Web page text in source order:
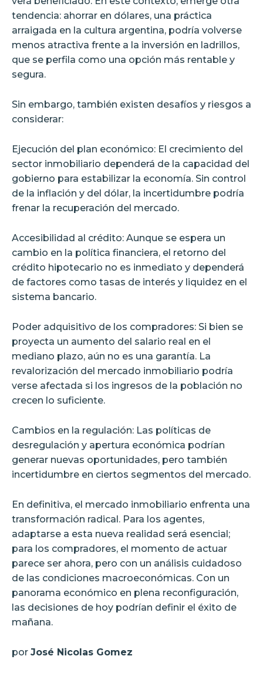
tendencia: ahorrar en dólares, una práctica
arraigada en la cultura argentina, podría volverse
menos atractiva frente a la inversión en ladrillos,
que se perfila como una opción más rentable y
segura.
Sin embargo, también existen desafíos y riesgos a
considerar:
Ejecución del plan económico: El crecimiento del
sector inmobiliario dependerá de la capacidad del
gobierno para estabilizar la economía. Sin control
de la inflación y del dólar, la incertidumbre podría
frenar la recuperación del mercado.
Accesibilidad al crédito: Aunque se espera un
cambio en la política financiera, el retorno del
crédito hipotecario no es inmediato y dependerá
de factores como tasas de interés y liquidez en el
sistema bancario.
Poder adquisitivo de los compradores: Si bien se
proyecta un aumento del salario real en el
mediano plazo, aún no es una garantía. La
revalorización del mercado inmobiliario podría
verse afectada si los ingresos de la población no
crecen lo suficiente.
Cambios en la regulación: Las políticas de
desregulación y apertura económica podrían
generar nuevas oportunidades, pero también
incertidumbre en ciertos segmentos del mercado.
En definitiva, el mercado inmobiliario enfrenta una
transformación radical. Para los agentes,
adaptarse a esta nueva realidad será esencial;
para los compradores, el momento de actuar
parece ser ahora, pero con un análisis cuidadoso
de las condiciones macroeconómicas. Con un
panorama económico en plena reconfiguración,
las decisiones de hoy podrían definir el éxito de
mañana.
por José Nicolas Gomez